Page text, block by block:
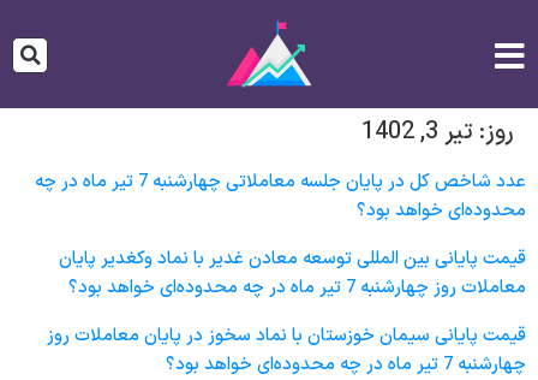
روز: تیر 3, 1402
عدد شاخص کل در پایان جلسه معاملاتی چهارشنبه 7 تیر ماه در چه
محدوده‌ای خواهد بود؟
قیمت پایانی بين المللی توسعه معادن غدير با نماد وکغدیر پایان
معاملات روز چهارشنبه 7 تیر ماه در چه محدوده‌ای خواهد بود؟
قیمت پایانی سيمان خوزستان با نماد سخوز در پایان معاملات روز
چهارشنبه 7 تیر ماه در چه محدوده‌ای خواهد بود؟